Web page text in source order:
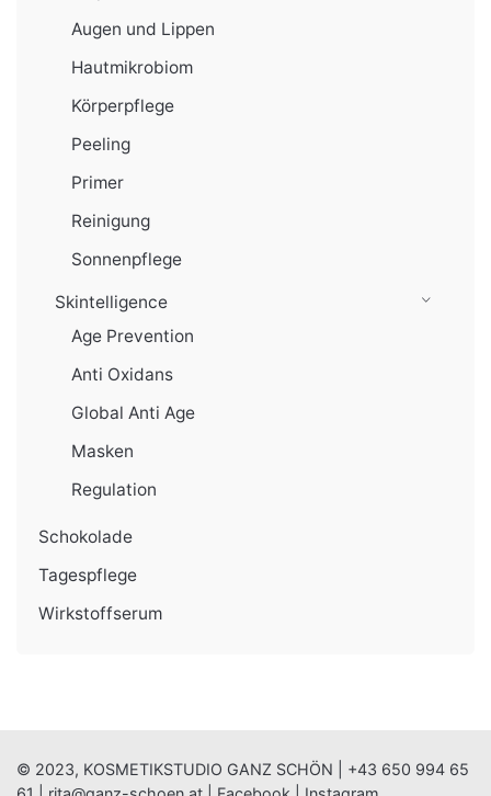
Augen und Lippen
Hautmikrobiom
Körperpflege
Peeling
Primer
Reinigung
Sonnenpflege
Skintelligence
Age Prevention
Anti Oxidans
Global Anti Age
Masken
Regulation
Schokolade
Tagespflege
Wirkstoffserum
© 2023, KOSMETIKSTUDIO GANZ SCHÖN | +43 650 994 65